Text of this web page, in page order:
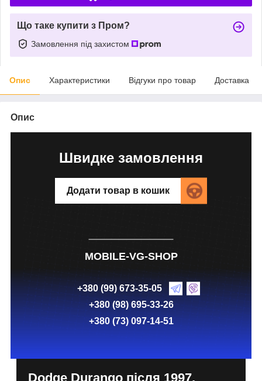
Що таке купити з Пром?
Замовлення під захистом
Опис Характеристики Відгуки про товар Доставка
Опис
Швидке замовлення
Додати товар в кошик
MOBILE-VG-SHOP
+380 (99) 673-35-05
+380 (98) 695-33-26
+380 (73) 097-14-51
Dodge Durango після 1997,